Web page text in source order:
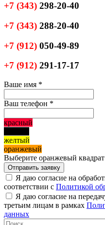
+7 (343) 298-20-40
+7 (343) 288-20-40
+7 (912) 050-49-89
+7 (912) 291-17-17
Ваше имя *
Ваш телефон *
красный
желтый
оранжевый
Выберите оранжевый квадрат
Я даю согласие на
соответствии с Политикой
Я даю согласие на
третьим лицам в рамках
данных